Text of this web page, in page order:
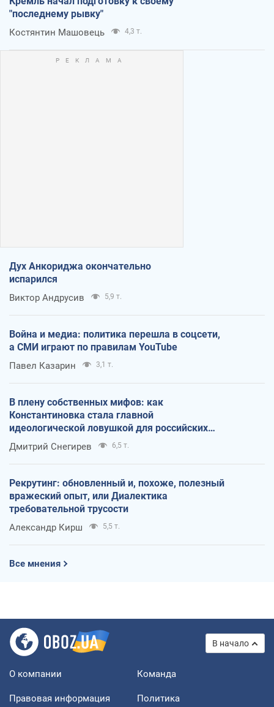
"последнему рывку"
Костянтин Машовець 4,3 т.
Дух Анкориджа окончательно
испарился
Виктор Андрусив 5,9 т.
Война и медиа: политика перешла в соцсети,
а СМИ играют по правилам YouTube
Павел Казарин 3,1 т.
В плену собственных мифов: как
Константиновка стала главной
идеологической ловушкой для российских
оккупантов
Дмитрий Снегирев 6,5 т.
Рекрутинг: обновленный и, похоже, полезный
вражеский опыт, или Диалектика
требовательной трусости
Александр Кирш 5,5 т.
Все мнения
В начало
О компании Команда
Правовая информация
Политика